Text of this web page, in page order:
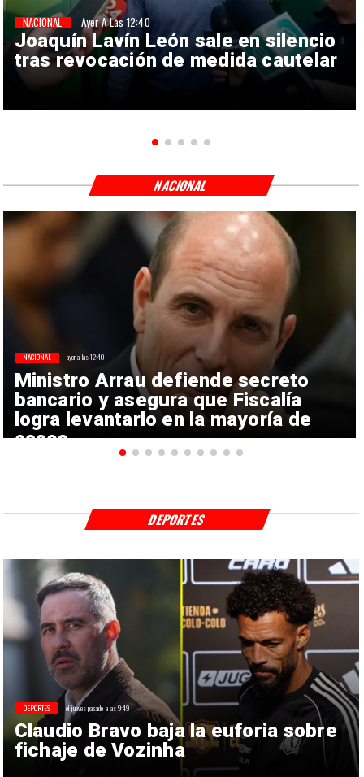
Joaquín Lavín León sale en silencio
tras revocación de medida cautelar
NACIONAL Ayer A Las 12:40
Ministro Arrau defiende secreto
bancario y asegura que Fiscalía
logra levantarlo en la mayoría de
casos
NACIONAL ayer a las 12:40
NACIONAL
Claudio Bravo baja la euforia sobre
fichaje de Vozinha
DEPORTES el jueves pasado a las 9:49
DEPORTES